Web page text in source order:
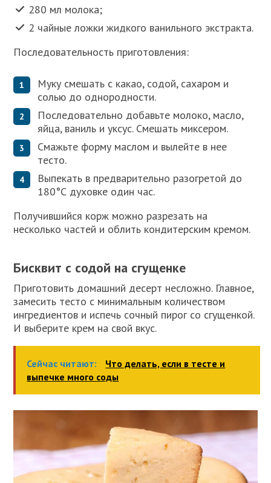
280 мл молока;
2 чайные ложки жидкого ванильного экстракта.
Последовательность приготовления:
Муку смешать с какао, содой, сахаром и
солью до однородности.
Последовательно добавьте молоко, масло,
яйца, ваниль и уксус. Смешать миксером.
Смажьте форму маслом и вылейте в нее
тесто.
Выпекать в предварительно разогретой до
180°С духовке один час.
Получившийся корж можно разрезать на
несколько частей и облить кондитерским кремом.
Бисквит с содой на сгущенке
Приготовить домашний десерт несложно. Главное,
замесить тесто с минимальным количеством
ингредиентов и испечь сочный пирог со сгущенкой.
И выберите крем на свой вкус.
Сейчас читают:
Что делать, если в тесте и
выпечке много соды